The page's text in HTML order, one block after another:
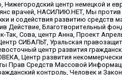
центр немецкой и
врачей, НАСИЛИЮ.НЕТ, Мы
и содействия развитию средств
Действие, Благотворительный
Так, Сова, центр Анна, Проект
СИБАЛЬТ, Уральская
центр развития
Центр развития
Прав Средств Массовой
контроль, Человек и